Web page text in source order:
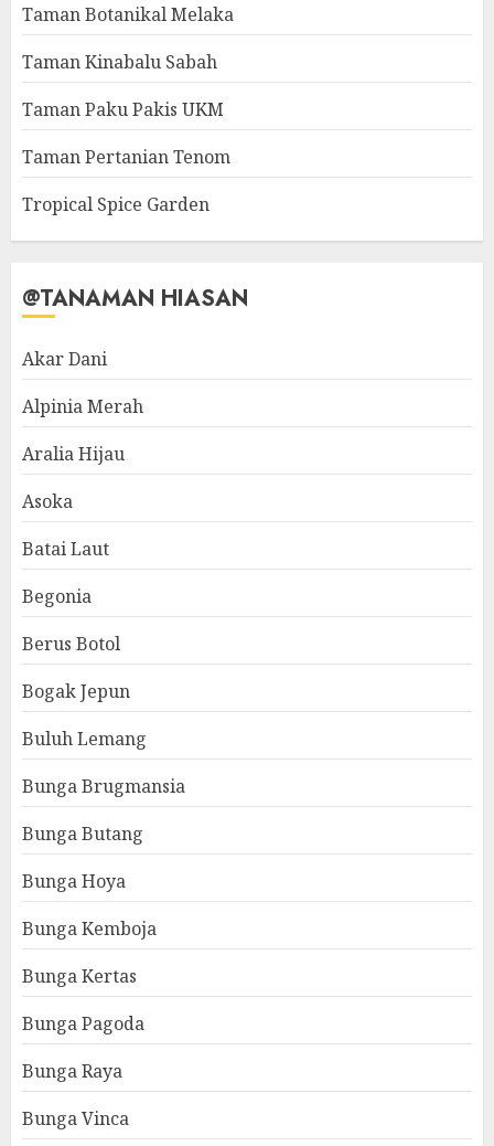
Taman Botanikal Melaka
Taman Kinabalu Sabah
Taman Paku Pakis UKM
Taman Pertanian Tenom
Tropical Spice Garden
@TANAMAN HIASAN
Akar Dani
Alpinia Merah
Aralia Hijau
Asoka
Batai Laut
Begonia
Berus Botol
Bogak Jepun
Buluh Lemang
Bunga Brugmansia
Bunga Butang
Bunga Hoya
Bunga Kemboja
Bunga Kertas
Bunga Pagoda
Bunga Raya
Bunga Vinca